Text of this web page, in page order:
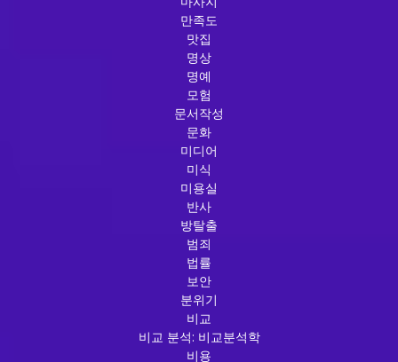
만족도
맛집
명상
명예
모험
문서작성
문화
미디어
미식
미용실
반사
방탈출
범죄
법률
보안
분위기
비교
비교 분석: 비교분석학
비용